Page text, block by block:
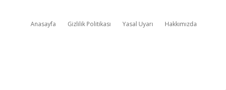
Anasayfa Gizlilik Politikası Yasal Uyarı Hakkımızda